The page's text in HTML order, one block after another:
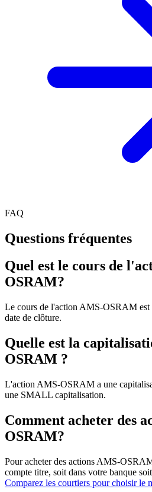
FAQ
Questions fréquentes
Quel est le cours de
OSRAM?
Le cours de l'action AMS-OSRAM est
date de clôture.
Quelle est la
OSRAM ?
L'action AMS-OSRAM a une
une SMALL capitalisation.
Comment acheter des
OSRAM?
Pour acheter des actions AMS-
compte titre, soit dans votre banque
Comparez les courtiers pour choisir le